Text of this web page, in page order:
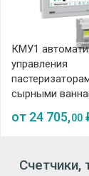
КМУ1
управления
сырными
от 24 705,00